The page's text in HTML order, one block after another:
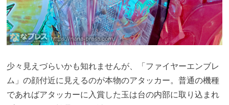
少々見えづらいかも知れませんが、「ファイヤーエンブレ
ム」の顔付近に見えるのが本物のアタッカー。普通の機種
であればアタッカーに入賞した玉は台の内部に取り込まれ